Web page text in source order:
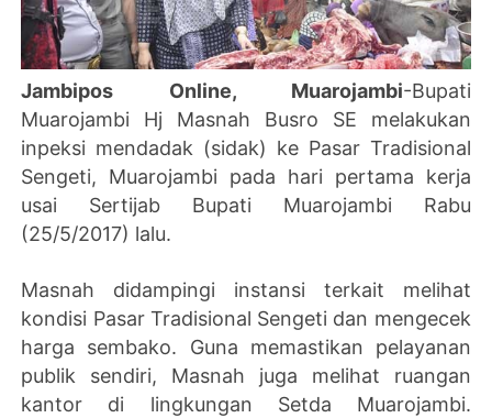
Jambipos Online, Muarojambi-Bupati
Muarojambi Hj Masnah Busro SE melakukan
inpeksi mendadak (sidak) ke Pasar Tradisional
Sengeti, Muarojambi pada hari pertama kerja
usai Sertijab Bupati Muarojambi Rabu
(25/5/2017) lalu.
Masnah didampingi instansi terkait melihat
kondisi Pasar Tradisional Sengeti dan mengecek
harga sembako. Guna memastikan pelayanan
publik sendiri, Masnah juga melihat ruangan
kantor di lingkungan Setda Muarojambi.